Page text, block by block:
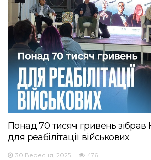
Понад 70 тисяч гривень
для реабілітації військових
30 Вересня, 2025 476